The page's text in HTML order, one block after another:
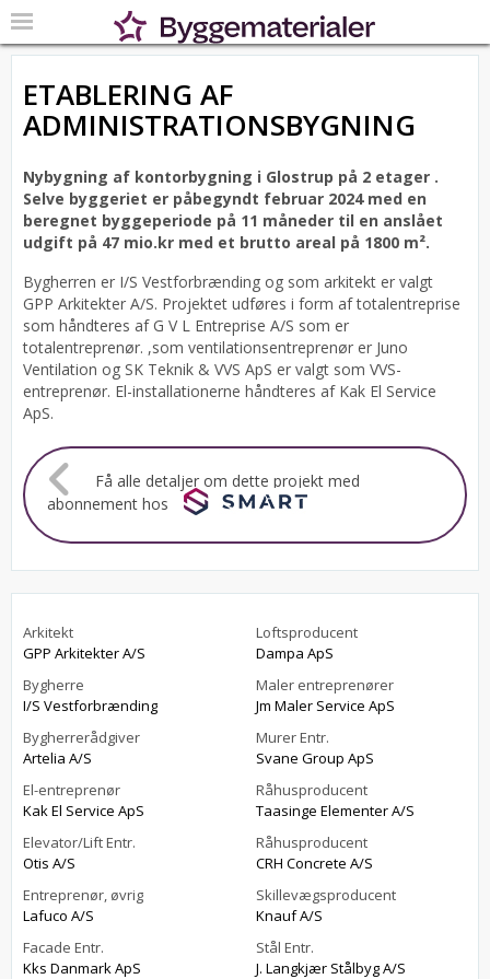
ETABLERING AF
ADMINISTRATIONSBYGNING
Nybygning af kontorbygning i Glostrup på 2 etager .
Selve byggeriet er påbegyndt februar 2024 med en
beregnet byggeperiode på 11 måneder til en anslået
udgift på 47 mio.kr med et brutto areal på 1800 m².
Bygherren er I/S Vestforbrænding og som arkitekt er valgt
GPP Arkitekter A/S. Projektet udføres i form af totalentreprise
som håndteres af G V L Entreprise A/S som er
totalentreprenør. ,som ventilationsentreprenør er Juno
Ventilation og SK Teknik & VVS ApS er valgt som VVS-
entreprenør. El-installationerne håndteres af Kak El Service
ApS.
Få alle detaljer om dette projekt med
abonnement hos
Arkitekt
GPP Arkitekter A/S
Bygherre
I/S Vestforbrænding
Bygherrerådgiver
Artelia A/S
El-entreprenør
Kak El Service ApS
Elevator/Lift Entr.
Otis A/S
Entreprenør, øvrig
Lafuco A/S
Facade Entr.
Kks Danmark ApS
Loftsproducent
Dampa ApS
Maler entreprenører
Jm Maler Service ApS
Murer Entr.
Svane Group ApS
Råhusproducent
Taasinge Elementer A/S
Råhusproducent
CRH Concrete A/S
Skillevægsproducent
Knauf A/S
Stål Entr.
J. Langkjær Stålbyg A/S